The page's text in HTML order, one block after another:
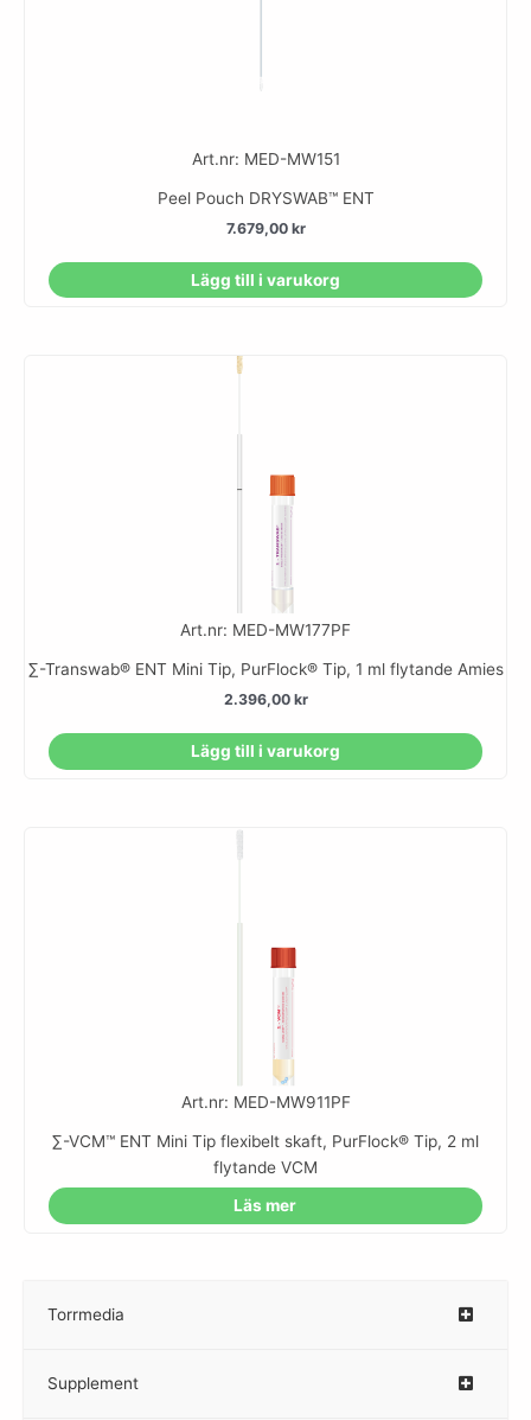
Art.nr: MED-MW151
Peel Pouch DRYSWAB™ ENT
7.679,00 kr
Lägg till i varukorg
Art.nr: MED-MW177PF
∑-Transwab® ENT Mini Tip, PurFlock® Tip, 1 ml flytande Amies
2.396,00 kr
Lägg till i varukorg
Art.nr: MED-MW911PF
∑-VCM™ ENT Mini Tip flexibelt skaft, PurFlock® Tip, 2 ml
flytande VCM
Läs mer
Torrmedia
–
Supplement
–